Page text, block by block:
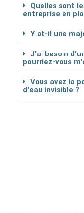
Quelles sont
entreprise en
Y at-il une
J'ai besoin
pourriez-vous
Vous avez la
d'eau invisible ?